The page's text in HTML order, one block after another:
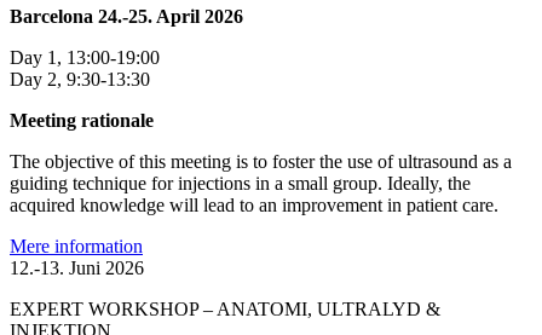
Barcelona 24.-25. April 2026
Day 1, 13:00-19:00
Day 2, 9:30-13:30
Meeting rationale
The objective of this meeting is to foster the use of ultrasound as a
guiding technique for injections in a small group. Ideally, the
acquired knowledge will lead to an improvement in patient care.
Mere information
12.-13. Juni 2026
EXPERT WORKSHOP – ANATOMI, ULTRALYD &
INJEKTION